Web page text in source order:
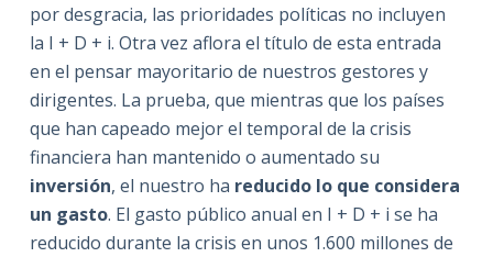
por desgracia, las prioridades políticas no incluyen
la I + D + i. Otra vez aflora el título de esta entrada
en el pensar mayoritario de nuestros gestores y
dirigentes. La prueba, que mientras que los países
que han capeado mejor el temporal de la crisis
financiera han mantenido o aumentado su
inversión, el nuestro ha reducido lo que considera
un gasto. El gasto público anual en I + D + i se ha
reducido durante la crisis en unos 1.600 millones de